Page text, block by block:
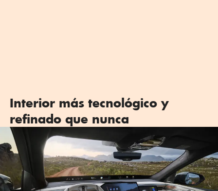
Interior más tecnológico y
refinado que nunca